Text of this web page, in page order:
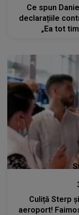
Ce spun
declarațiile
„Ea tot
Culiță Sterp
aeroport!